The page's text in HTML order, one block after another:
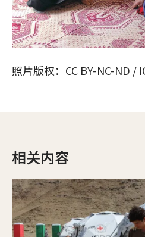
照片版权：CC BY-NC-ND /
相关内容